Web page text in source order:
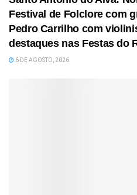
Festival de Folclore com
Pedro Carrilho com
destaques nas Festas do
6 DE AGOSTO, 2026